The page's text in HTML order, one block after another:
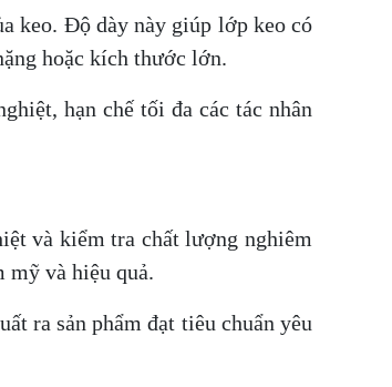
keo. Độ dày này giúp lớp keo có
hoặc kích thước lớn.
hạn chế tối đa các tác nhân
và kiểm tra chất lượng nghiêm
mỹ và hiệu quả.
ra sản phẩm đạt tiêu chuẩn yêu